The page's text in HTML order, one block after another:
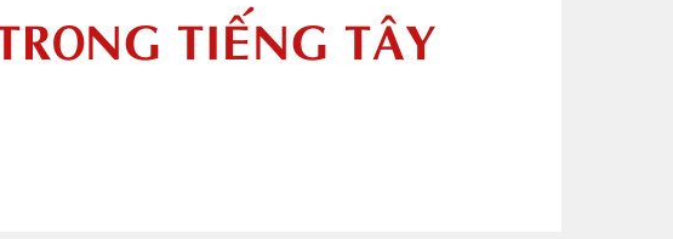
TIẾNG TÂY